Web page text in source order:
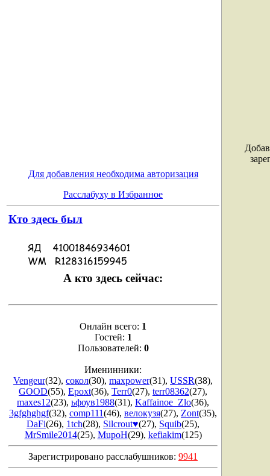
Для добавления необходима авторизация
Расслабуху в Избранное
Кто здесь был
А кто здесь сейчас:
Онлайн всего: 1
Гостей: 1
Пользователей: 0
Именинники:
Vengeur(32), сокол(30), maxpower(31), USSR(38),
GOOD(55), Epoxt(36), Terr0(27), terr08362(27),
maxes12(23), ьфоув1988(31), Kaffainoe_Zlo(36),
3gfghghgf(32), comp111(46), велокузя(27), Zont(35),
DaFi(26), 1tch(28), Silcrout♥(27), Squib(25),
MrSmile2014(25), MupoH(29), kefiakim(125)
Зарегистрировано расслабушников: 9941